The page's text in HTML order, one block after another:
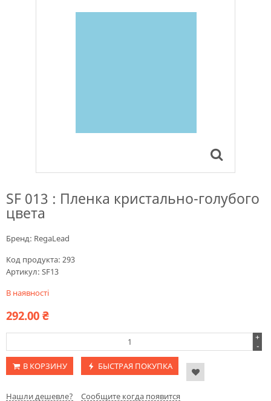
SF 013 : Пленка кристально-голубого
цвета
Бренд: RegaLead
Код продукта: 293
Артикул: SF13
В наявності
292.00₴
+
-
В КОРЗИНУ
БЫСТРАЯ ПОКУПКА
Нашли дешевле? Сообщите когда появится